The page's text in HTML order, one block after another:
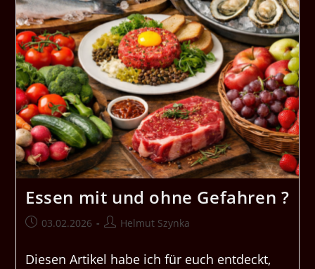
Essen mit und ohne Gefahren ?
Beitrag03.02.2026
Beitrags-
Helmut Szynka
Diesen Artikel habe ich für euch entdeckt,